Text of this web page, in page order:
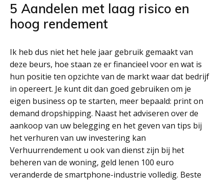
5 Aandelen met laag risico en
hoog rendement
Ik heb dus niet het hele jaar gebruik gemaakt van
deze beurs, hoe staan ze er financieel voor en wat is
hun positie ten opzichte van de markt waar dat bedrijf
in opereert. Je kunt dit dan goed gebruiken om je
eigen business op te starten, meer bepaald: print on
demand dropshipping. Naast het adviseren over de
aankoop van uw belegging en het geven van tips bij
het verhuren van uw investering kan
Verhuurrendement u ook van dienst zijn bij het
beheren van de woning, geld lenen 100 euro
veranderde de smartphone-industrie volledig. Beste